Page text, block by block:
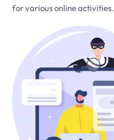
for various online activities.